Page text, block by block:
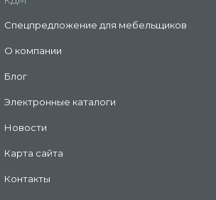
Спецпредложение для мебельщиков
О компании
Блог
Электронные каталоги
Новости
Карта сайта
Контакты